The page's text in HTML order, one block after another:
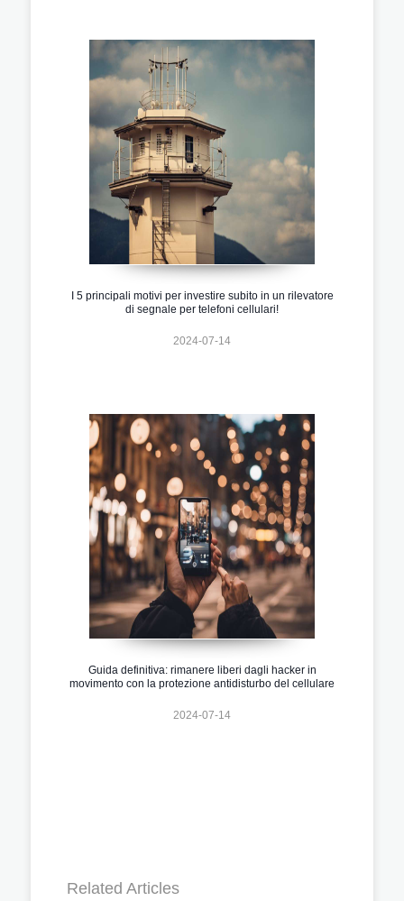
I 5 principali motivi per investire subito in un rilevatore
di segnale per telefoni cellulari!
2024-07-14
Guida definitiva: rimanere liberi dagli hacker in
movimento con la protezione antidisturbo del cellulare
2024-07-14
Related Articles